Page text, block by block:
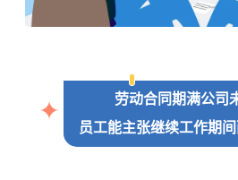
劳动合同期满公司
员工能主张继续工作期间